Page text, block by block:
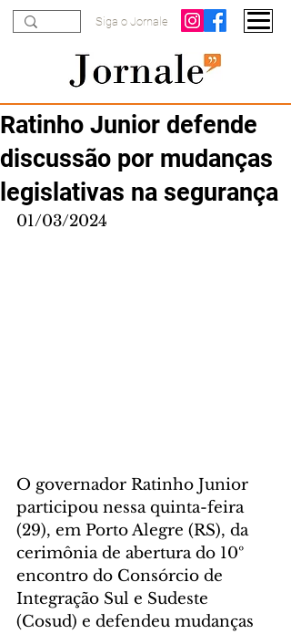
Siga o Jornale
Ratinho Junior defende
discussão por mudanças
legislativas na segurança
01/03/2024
O governador Ratinho Junior
participou nessa quinta-feira
(29), em Porto Alegre (RS), da
cerimônia de abertura do 10º
encontro do Consórcio de
Integração Sul e Sudeste
(Cosud) e defendeu mudanças